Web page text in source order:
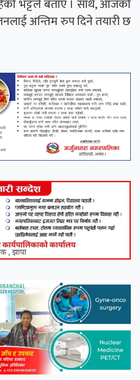
भट्टले बताए । साथै, आजको
अन्तिम रुप दिने तयारी छ